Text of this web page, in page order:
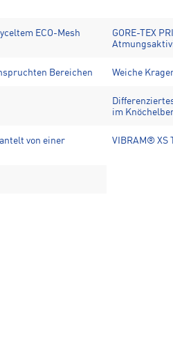
ECO-Mesh
GORE-TEX
Bereichen Weiche
im
von einer
VIBRAM® XS